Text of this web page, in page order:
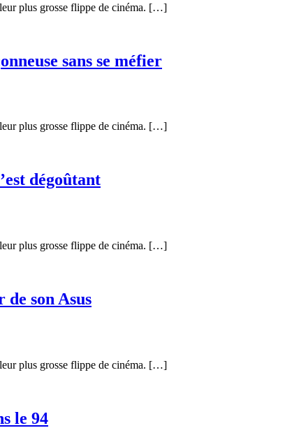
leur plus grosse flippe de cinéma. […]
sans se méfier
leur plus grosse flippe de cinéma. […]
dégoûtant
leur plus grosse flippe de cinéma. […]
son Asus
leur plus grosse flippe de cinéma. […]
le 94